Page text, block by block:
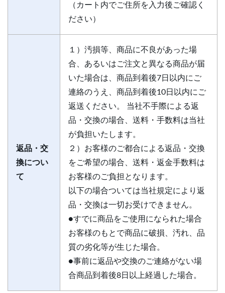
（カート内でご住所を入力後ご確認く
ださい）
返品・交
換につい
て
１）汚損等、商品に不良があった場
合、あるいはご注文と異なる商品が届
いた場合は、商品到着後7日以内にご
連絡のうえ、商品到着後10日以内にご
返送ください。 当社不手際による返
品・交換の場合、送料・手数料は当社
が負担いたします。
２）お客様のご都合による返品・交換
をご希望の場合、送料・返金手数料は
お客様のご負担となります。
以下の場合ついては当社規定により返
品・交換は一切お受けできません。
●すでに商品をご使用になられた場合
お客様のもとで商品に破損、汚れ、品
質の劣化等が生じた場合。
●事前に返品や交換のご連絡がない場
合商品到着後8日以上経過した場合。